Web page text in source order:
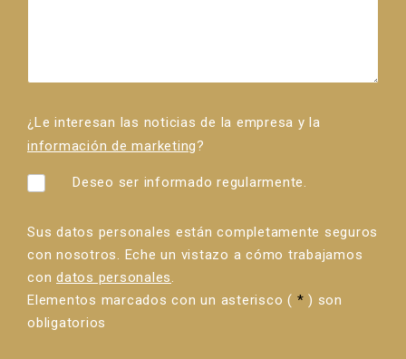
¿Le interesan las noticias de la empresa y la
información de marketing?
Deseo ser informado regularmente.
Sus datos personales están completamente seguros
con nosotros. Eche un vistazo a cómo trabajamos
con datos personales.
Elementos marcados con un asterisco ( * ) son
obligatorios